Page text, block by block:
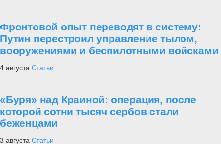
Фронтовой опыт переводят в систему:
Путин перестроил управление тылом,
вооружениями и беспилотными войсками
4 августа Статьи
«Буря» над Краиной: операция, после
которой сотни тысяч сербов стали
беженцами
3 августа Статьи